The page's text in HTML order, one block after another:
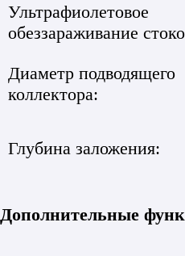
Ультрафиолетовое
обеззараживание
Диаметр подводящего
коллектора:
Глубина заложения:
Дополнительные